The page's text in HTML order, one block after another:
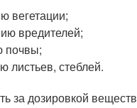
вегетации;
вредителей;
почвы;
листьев, стеблей.
за дозировкой